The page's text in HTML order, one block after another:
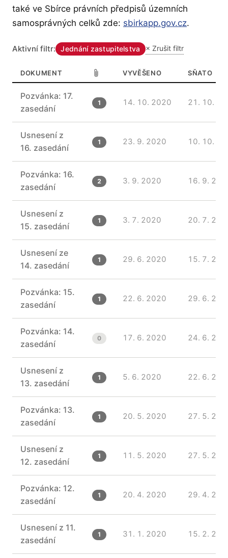
také ve Sbírce právních předpisů územních
samosprávných celků zde: sbirkapp.gov.cz— otevírá
.
Aktivní filtr: Jednání zastupitelstva × Zrušit filtr
DOKUMENT VYVĚŠENO SŇATO
Pozvánka: 17.
zasedání
1 14. 10. 2020 21. 10.
Usnesení z
16. zasedání
1 23. 9. 2020 10. 10.
Pozvánka: 16.
zasedání
2 3. 9. 2020 16. 9.
Usnesení z
15. zasedání
1 3. 7. 2020 20. 7.
Usnesení ze
14. zasedání
1 29. 6. 2020 15. 7.
Pozvánka: 15.
zasedání
1 22. 6. 2020 29. 6.
Pozvánka: 14.
zasedání
0 17. 6. 2020 24. 6.
Usnesení z
13. zasedání
1 5. 6. 2020 22. 6.
Pozvánka: 13.
zasedání
1 20. 5. 2020 27. 5.
Usnesení z
12. zasedání
1 11. 5. 2020 27. 5.
Pozvánka: 12.
zasedání
1 20. 4. 2020 29. 4.
Usnesení z 11.
zasedání
1 31. 1. 2020 15. 2.